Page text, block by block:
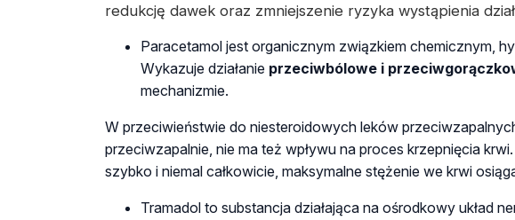
redukcję dawek oraz zmniejszenie ryzyka wystąpienia
Paracetamol jest organicznym związkiem chemicznym,
Wykazuje działanie przeciwbólowe i
mechanizmie.
W przeciwieństwie do niesteroidowych leków
przeciwzapalnie, nie ma też wpływu na proces krzepnięcia
szybko i niemal całkowicie, maksymalne stężenie we krwi
Tramadol to substancja działająca na ośrodkowy układ